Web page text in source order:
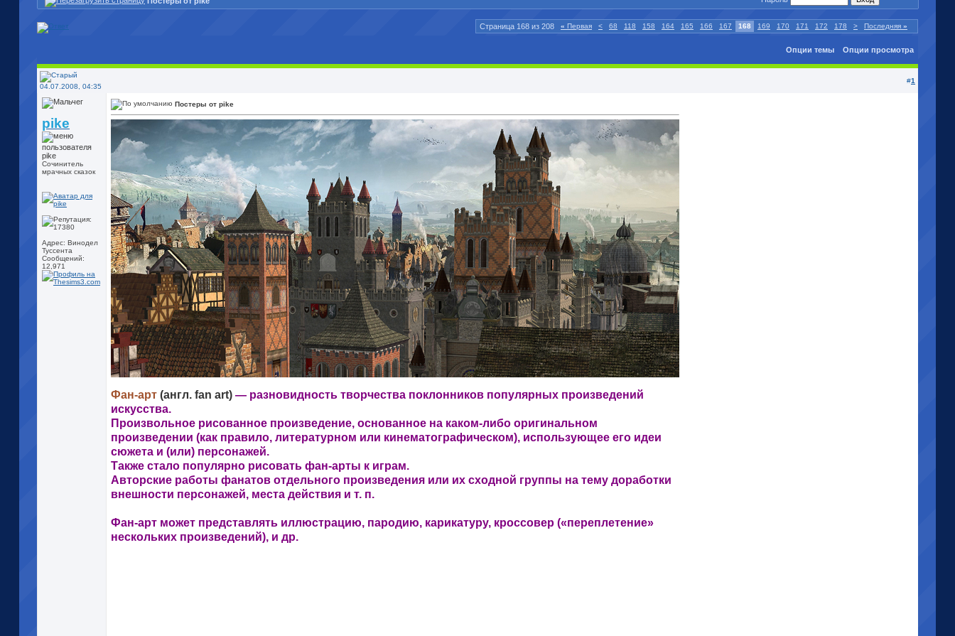
Страница 168 из 208 « Первая < 68 118 158 164 165 166 167 168 169 170 171 172 178 > Последняя »
Опции темы Опции просмотра
04.07.2008, 04:35
#1
pike
Сочинитель
мрачных сказок
Адрес: Винодел
Туссента
Сообщений:
12,971
Постеры от pike
Фан-арт (англ. fan art) — разновидность творчества поклонников популярных произведений
искусства.
Произвольное рисованное произведение, основанное на каком-либо оригинальном
произведении (как правило, литературном или кинематографическом), использующее его идеи
сюжета и (или) персонажей.
Также стало популярно рисовать фан-арты к играм.
Авторские работы фанатов отдельного произведения или их сходной группы на тему доработки
внешности персонажей, места действия и т. п.
Фан-арт может представлять иллюстрацию, пародию, карикатуру, кроссовер («переплетение»
нескольких произведений), и др.